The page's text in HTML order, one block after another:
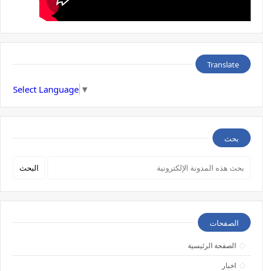
Translate
Select Language ▼
بحث
الصفحات
الصفحة الرئيسية
اخبار